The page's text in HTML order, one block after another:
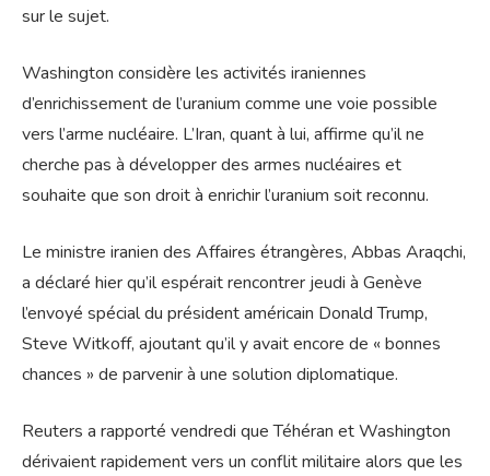
sur le sujet.
Washington considère les activités iraniennes
d’enrichissement de l’uranium comme une voie possible
vers l’arme nucléaire. L’Iran, quant à lui, affirme qu’il ne
cherche pas à développer des armes nucléaires et
souhaite que son droit à enrichir l’uranium soit reconnu.
Le ministre iranien des Affaires étrangères, Abbas Araqchi,
a déclaré hier qu’il espérait rencontrer jeudi à Genève
l’envoyé spécial du président américain Donald Trump,
Steve Witkoff, ajoutant qu’il y avait encore de « bonnes
chances » de parvenir à une solution diplomatique.
Reuters a rapporté vendredi que Téhéran et Washington
dérivaient rapidement vers un conflit militaire alors que les